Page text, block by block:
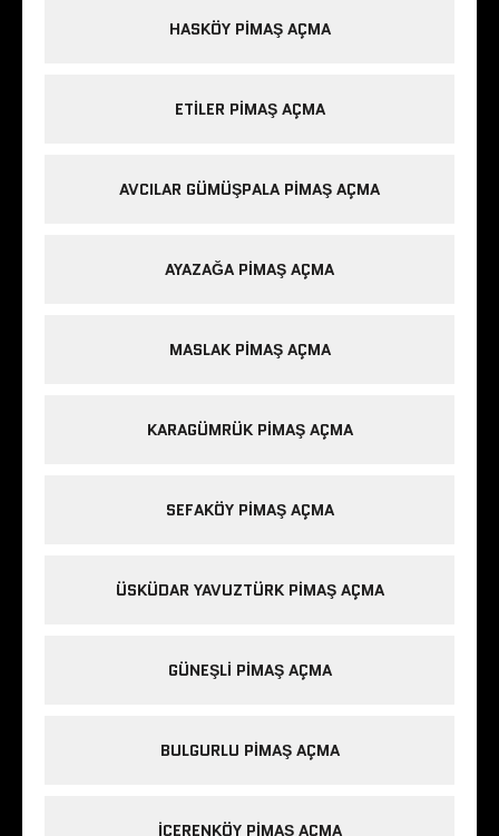
HASKÖY PIMAŞ AÇMA
ETILER PIMAŞ AÇMA
AVCILAR GÜMÜŞPALA PIMAŞ AÇMA
AYAZAĞA PIMAŞ AÇMA
MASLAK PIMAŞ AÇMA
KARAGÜMRÜK PIMAŞ AÇMA
SEFAKÖY PIMAŞ AÇMA
ÜSKÜDAR YAVUZTÜRK PIMAŞ AÇMA
GÜNEŞLI PIMAŞ AÇMA
BULGURLU PIMAŞ AÇMA
IÇERENKÖY PIMAŞ AÇMA